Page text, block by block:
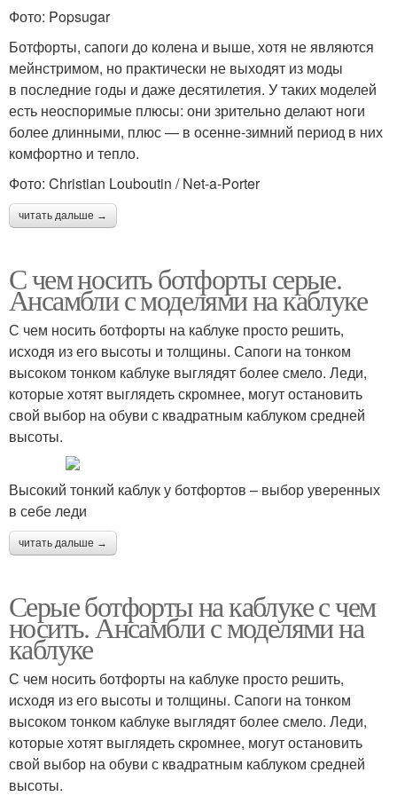
Фото: Popsugar
Ботфорты, сапоги до колена и выше, хотя не являются
мейнстримом, но практически не выходят из моды
в последние годы и даже десятилетия. У таких моделей
есть неоспоримые плюсы: они зрительно делают ноги
более длинными, плюс — в осенне-зимний период в них
комфортно и тепло.
Фото: Christian Louboutin / Net-a-Porter
читать дальше →
С чем носить ботфорты серые.
Ансамбли с моделями на каблуке
С чем носить ботфорты на каблуке просто решить,
исходя из его высоты и толщины. Сапоги на тонком
высоком тонком каблуке выглядят более смело. Леди,
которые хотят выглядеть скромнее, могут остановить
свой выбор на обуви с квадратным каблуком средней
высоты.
Высокий тонкий каблук у ботфортов – выбор уверенных
в себе леди
читать дальше →
Серые ботфорты на каблуке с чем
носить. Ансамбли с моделями на
каблуке
С чем носить ботфорты на каблуке просто решить,
исходя из его высоты и толщины. Сапоги на тонком
высоком тонком каблуке выглядят более смело. Леди,
которые хотят выглядеть скромнее, могут остановить
свой выбор на обуви с квадратным каблуком средней
высоты.